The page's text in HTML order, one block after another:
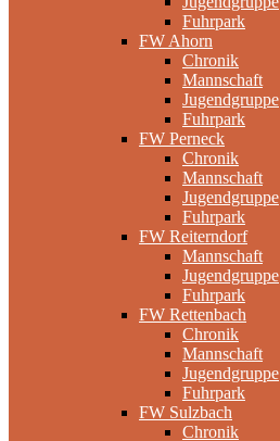
Fuhrpark
FW Ahorn
Chronik
Mannschaft
Jugendgruppe
Fuhrpark
FW Perneck
Chronik
Mannschaft
Jugendgruppe
Fuhrpark
FW Reiterndorf
Mannschaft
Jugendgruppe
Fuhrpark
FW Rettenbach
Chronik
Mannschaft
Jugendgruppe
Fuhrpark
FW Sulzbach
Chronik